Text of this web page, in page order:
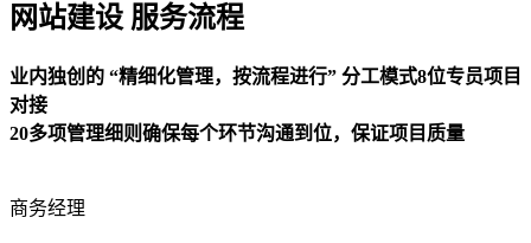
网站建设 服务流程
业内独创的 “精细化管理，按流程进行” 分工模式8位专员项目
对接
20多项管理细则确保每个环节沟通到位，保证项目质量
商务经理